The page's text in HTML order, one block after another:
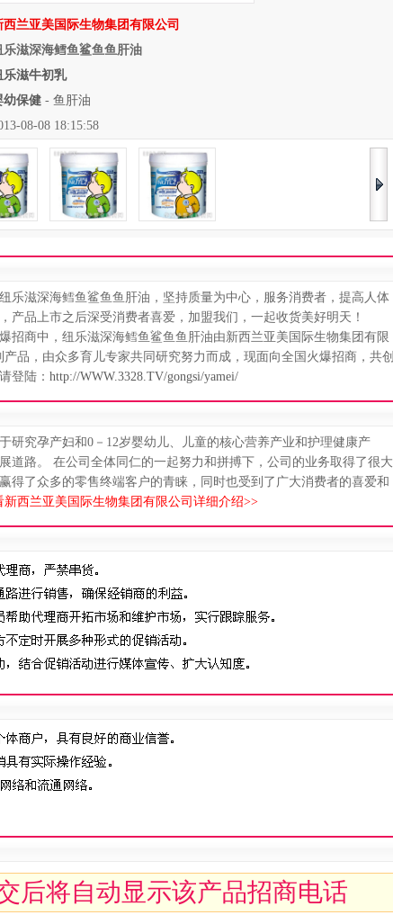
西兰亚美国际生物集团有限公司
乐滋深海鳕鱼鲨鱼鱼肝油
乐滋牛初乳
幼保健 - 鱼肝油
08-08 18:15:58
滋深海鳕鱼鲨鱼鱼肝油，坚持质量为中心，服务消费者，提高人体
产品上市之后深受消费者喜爱，加盟我们，一起收货美好明天！
商中，纽乐滋深海鳕鱼鲨鱼鱼肝油由新西兰亚美国际生物集团有限
品，由众多育儿专家共同研究努力而成，现面向全国火爆招商，共创
登陆： http://WWW.3328.TV/gongsi/yamei/
研究孕产妇和0－12岁婴幼儿、儿童的核心营养产业和护理健康产
道路。 在公司全体同仁的一起努力和拼搏下，公司的业务取得了很大
得了众多的零售终端客户的青睐，同时也受到了广大消费者的喜爱和
新西兰亚美国际生物集团有限公司详细介绍>>
后将自动显示该产品招商电话